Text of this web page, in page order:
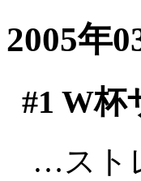
2005年
#1 W杯
…スト